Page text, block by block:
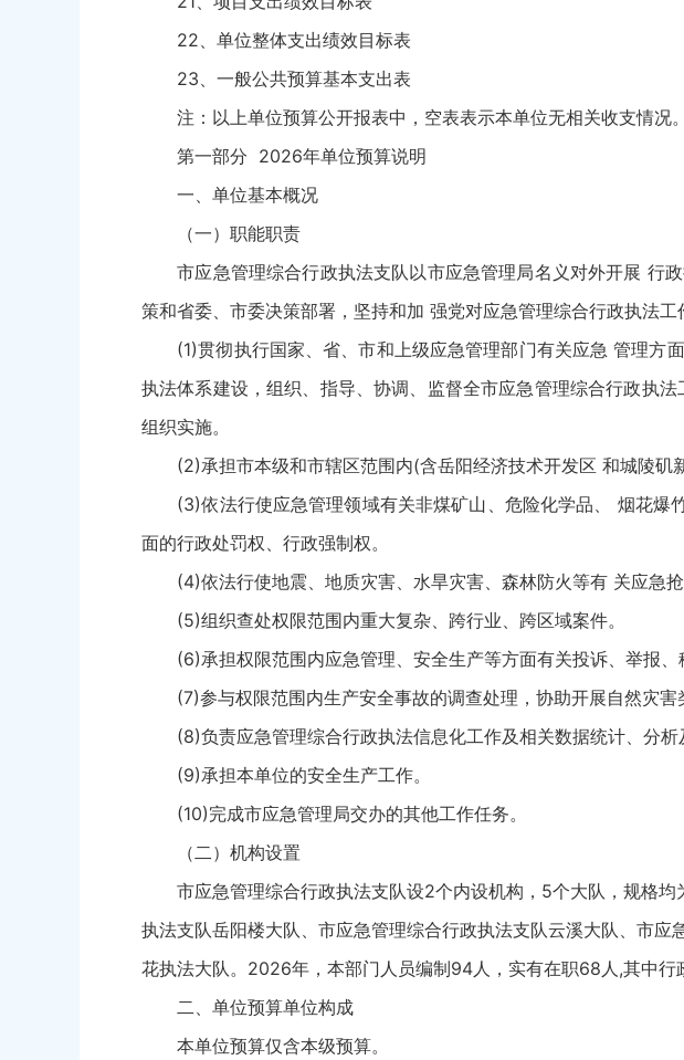
22、单位整体支出绩效目标表
23、一般公共预算基本支出表
注：以上单位预算公开报表中，空表表示本单位无相关收支情况。
第一部分 2026年单位预算说明
一、单位基本概况
（一）职能职责
市应急管理综合行政执法支队以市应急管理局名义对外开展 行
策和省委、市委决策部署，坚持和加 强党对应急管理综合行政执法
(1)贯彻执行国家、省、市和上级应急管理部门有关应急 管理方
执法体系建设，组织、指导、协调、监督全市应急管理综合行政执
组织实施。
(2)承担市本级和市辖区范围内(含岳阳经济技术开发区 和城陵矶
(3)依法行使应急管理领域有关非煤矿山、危险化学品、 烟花爆
面的行政处罚权、行政强制权。
(4)依法行使地震、地质灾害、水旱灾害、森林防火等有 关应急抢
(5)组织查处权限范围内重大复杂、跨行业、跨区域案件。
(6)承担权限范围内应急管理、安全生产等方面有关投诉、举报、
(7)参与权限范围内生产安全事故的调查处理，协助开展自然灾害
(8)负责应急管理综合行政执法信息化工作及相关数据统计、分析
(9)承担本单位的安全生产工作。
(10)完成市应急管理局交办的其他工作任务。
（二）机构设置
市应急管理综合行政执法支队设2个内设机构，5个大队，规格均
执法支队岳阳楼大队、市应急管理综合行政执法支队云溪大队、市
花执法大队。2026年，本部门人员编制94人，实有在职68人,其中行
二、单位预算单位构成
本单位预算仅含本级预算。